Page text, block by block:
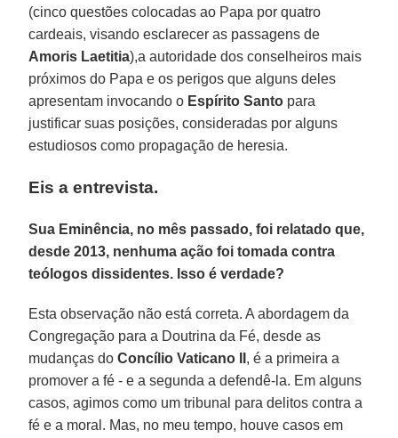
(cinco questões colocadas ao Papa por quatro
cardeais, visando esclarecer as passagens de
Amoris Laetitia),a autoridade dos conselheiros mais
próximos do Papa e os perigos que alguns deles
apresentam invocando o Espírito Santo para
justificar suas posições, consideradas por alguns
estudiosos como propagação de heresia.
Eis a entrevista.
Sua Eminência, no mês passado, foi relatado que,
desde 2013, nenhuma ação foi tomada contra
teólogos dissidentes. Isso é verdade?
Esta observação não está correta. A abordagem da
Congregação para a Doutrina da Fé, desde as
mudanças doConcílio Vaticano II , é a primeira a
promover a fé - e a segunda a defendê-la. Em alguns
casos, agimos como um tribunal para delitos contra a
fé e a moral. Mas, no meu tempo, houve casos em